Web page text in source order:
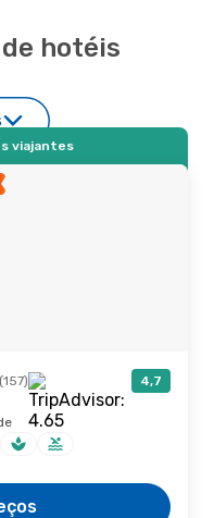
hotéis
viajantes
(157) 4,7